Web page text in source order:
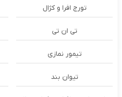
تورج افرا و کژال
تی ان تی
تیمور نمازی
تیوان بند